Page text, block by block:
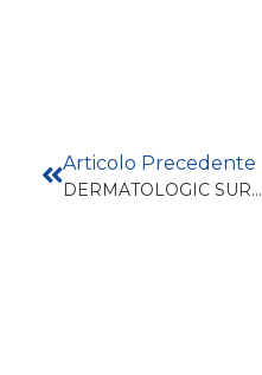
Articolo Precedente
DERMATOLOGIC SURGERY: MY FAVORED RECONSTRUCTION SOLUTIONS